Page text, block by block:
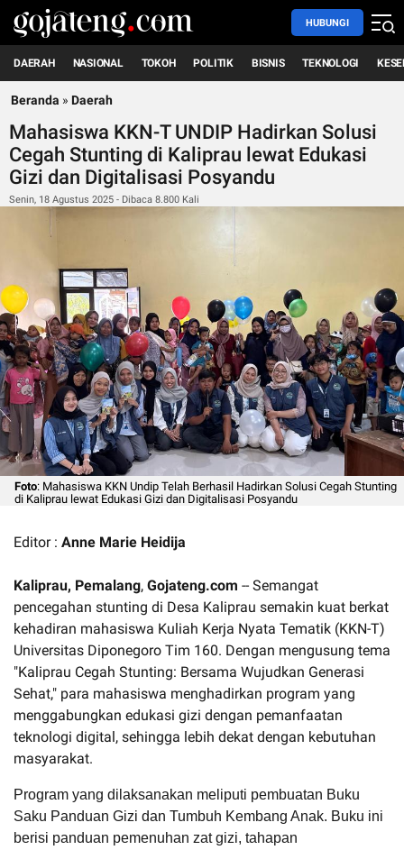
HUBUNGI
DAERAH NASIONAL TOKOH POLITIK BISNIS TEKNOLOGI
Beranda » Daerah
Mahasiswa KKN-T UNDIP Hadirkan Solusi
Cegah Stunting di Kaliprau lewat Edukasi
Gizi dan Digitalisasi Posyandu
Senin, 18 Agustus 2025 - Dibaca 8.800 Kali
Foto: Mahasiswa KKN Undip Telah Berhasil Hadirkan Solusi Cegah Stunting
di Kaliprau lewat Edukasi Gizi dan Digitalisasi Posyandu
Editor : Anne Marie Heidija
Kaliprau, Pemalang, Gojateng.com -- Semangat
pencegahan stunting di Desa Kaliprau semakin kuat berkat
kehadiran mahasiswa Kuliah Kerja Nyata Tematik (KKN-T)
Universitas Diponegoro Tim 160. Dengan mengusung tema
"Kaliprau Cegah Stunting: Bersama Wujudkan Generasi
Sehat," para mahasiswa menghadirkan program yang
menggabungkan edukasi gizi dengan pemanfaatan
teknologi digital, sehingga lebih dekat dengan kebutuhan
masyarakat.
Program yang dilaksanakan meliputi pembuatan Buku
Saku Panduan Gizi dan Tumbuh Kembang Anak. Buku ini
berisi panduan pemenuhan zat gizi, tahapan